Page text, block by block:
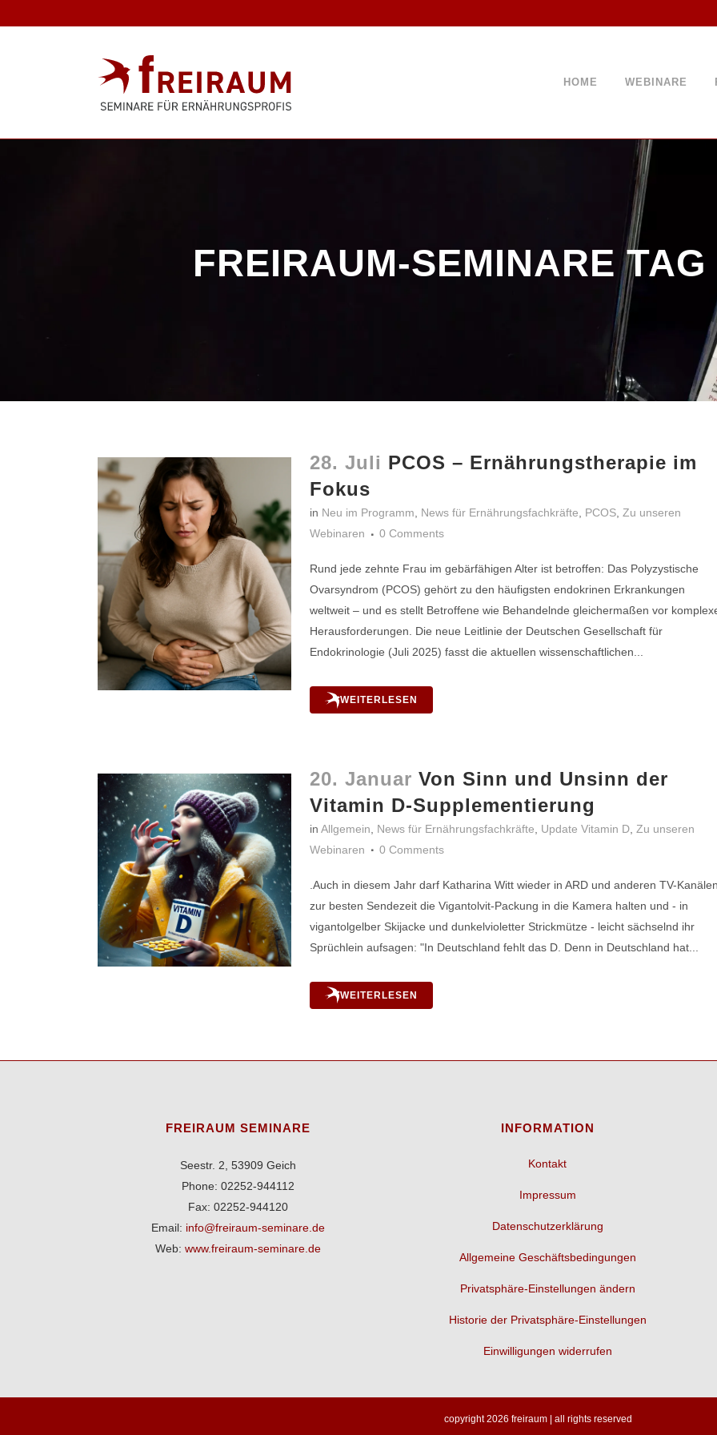
HOME WEBINARE
FREIRAUM-SEMINARE TAG
28. Juli PCOS – Ernährungstherapie im
Fokus
in Neu im Programm News für Ernährungsfachkräfte PCOS, Zu unseren
Webinaren
0 Comments
Rund jede zehnte Frau im gebärfähigen Alter ist betroffen: Das Polyzystische
Ovarsyndrom (PCOS) gehört zu den häufigsten endokrinen Erkrankungen
weltweit – und es stellt Betroffene wie Behandelnde gleichermaßen vor
Herausforderungen. Die neue Leitlinie der Deutschen Gesellschaft für
Endokrinologie (Juli 2025) fasst die aktuellen wissenschaftlichen...
WEITERLESEN
20. Januar Von Sinn und Unsinn der
Vitamin D-Supplementierung
in Allgemein News für Ernährungsfachkräfte Update Vitamin D, Zu unseren
Webinaren
0 Comments
.Auch in diesem Jahr darf Katharina Witt wieder in ARD und anderen TV-
zur besten Sendezeit die Vigantolvit-Packung in die Kamera halten und - in
vigantolgelber Skijacke und dunkelvioletter Strickmütze - leicht sächselnd ihr
Sprüchlein aufsagen: "In Deutschland fehlt das D. Denn in Deutschland hat...
WEITERLESEN
FREIRAUM SEMINARE
Seestr. 2, 53909 Geich
Phone: 02252-944112
Fax: 02252-944120
Email: info@freiraum-seminare.de
Web:www.freiraum-seminare.de
INFORMATION
Kontakt
Impressum
Datenschutzerklärung
Allgemeine Geschäftsbedingungen
Privatsphäre-Einstellungen ändern
Historie der Privatsphäre-Einstellungen
Einwilligungen widerrufen
copyright 2026 freiraum | all rights reserved